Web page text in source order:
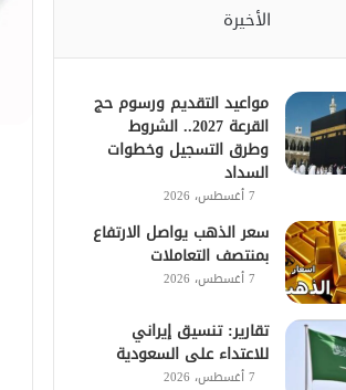
الأخيرة
مواعيد التقديم ورسوم حج
القرعة 2027.. الشروط
وطرق التسجيل وخطوات
السداد
7 أغسطس، 2026
سعر الذهب يواصل الارتفاع
بمنتصف التعاملات
7 أغسطس، 2026
تقارير: تنسيق إيراني
للاعتداء على السعودية
7 أغسطس، 2026